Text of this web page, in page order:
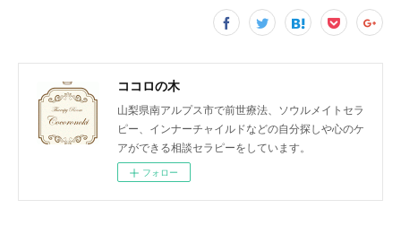
ココロの木
山梨県南アルプス市で前世療法、ソウルメイトセラ
ピー、インナーチャイルドなどの自分探しや心のケ
アができる相談セラピーをしています。
フォロー